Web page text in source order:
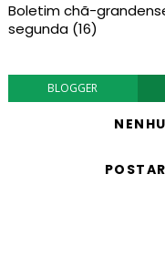
Boletim chã-
segunda (16)
BLOGGER